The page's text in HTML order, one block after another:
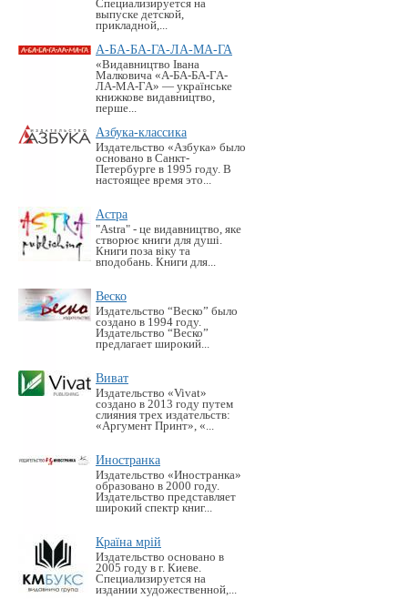
Специализируется на
выпуске детской,
прикладной,...
А-БА-БА-ГА-ЛА-МА-ГА
«Видавництво Івана
Малковича «А-БА-БА-ГА-
ЛА-МА-ГА» — українське
книжкове видавництво,
перше...
Азбука-классика
Издательство «Азбука» было
основано в Санкт-
Петербурге в 1995 году. В
настоящее время это...
Астра
"Astra" - це видавництво, яке
створює книги для душі.
Книги поза віку та
вподобань. Книги для...
Веско
Издательство “Веско” было
создано в 1994 году.
Издательство “Веско”
предлагает широкий...
Виват
Издательство «Vivat»
создано в 2013 году путем
слияния трех издательств:
«Аргумент Принт», «...
Иностранка
Издательство «Иностранка»
образовано в 2000 году.
Издательство представляет
широкий спектр книг...
Країна мрій
Издательство основано в
2005 году в г. Киеве.
Специализируется на
издании художественной,...